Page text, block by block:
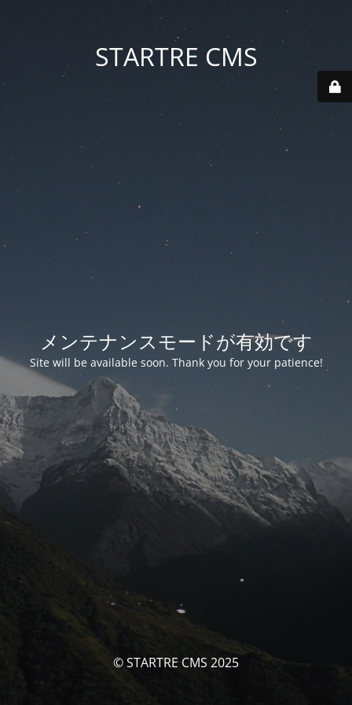
STARTRE CMS
メンテナンスモードが有効です
Site will be available soon. Thank you for your patience!
© STARTRE CMS 2025